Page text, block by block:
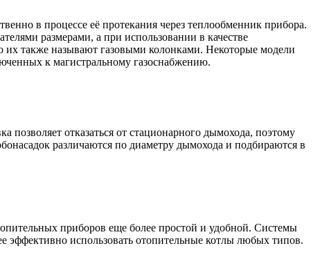
в процессе её протекания через теплообменник прибора.
размерами, а при использовании в качестве
их также называют газовыми колонками. Некоторые модели
к магистральному газоснабжению.
позволяет отказаться от стационарного дымохода, поэтому
различаются по диаметру дымохода и подбираются в
приборов еще более простой и удобной. Системы
эффективно использовать отопительные котлы любых типов.